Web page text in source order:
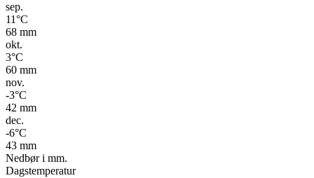
sep.
11°C
68 mm
okt.
3°C
60 mm
nov.
-3°C
42 mm
dec.
-6°C
43 mm
Nedbør i mm.
Dagstemperatur